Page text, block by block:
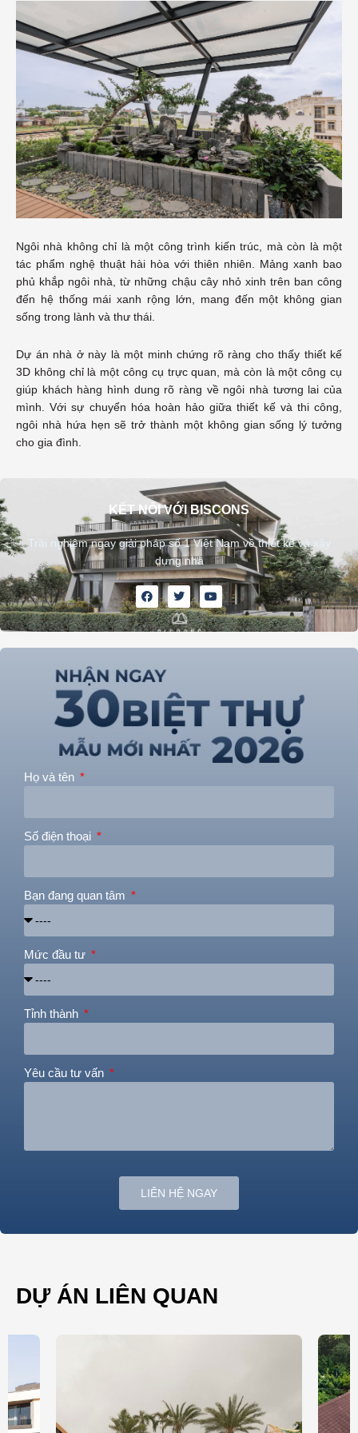
Ngôi nhà không chỉ là một công trình kiến trúc, mà còn là một
tác phẩm nghệ thuật hài hòa với thiên nhiên. Mảng xanh bao
phủ khắp ngôi nhà, từ những chậu cây nhỏ xinh trên ban công
đến hệ thống mái xanh rộng lớn, mang đến một không gian
sống trong lành và thư thái.
Dự án nhà ở này là một minh chứng rõ ràng cho thấy thiết kế
3D không chỉ là một công cụ trực quan, mà còn là một công cụ
giúp khách hàng hình dung rõ ràng về ngôi nhà tương lai của
mình. Với sự chuyển hóa hoàn hảo giữa thiết kế và thi công,
ngôi nhà hứa hẹn sẽ trở thành một không gian sống lý tưởng
cho gia đình.
KẾT NỐI VỚI BISCONS
Trải nghiệm ngay giải pháp số 1 Việt Nam về thiết kế và xây
dựng nhà
F
a
c
e
b
o
k
T
w
i
t
t
e
Y
o
u
t
u
b
Họ và tên
Số điện thoại
Bạn đang quan tâm
Mức đầu tư
Tỉnh thành
Yêu cầu tư vấn
LIÊN HỆ NGAY
DỰ ÁN LIÊN QUAN